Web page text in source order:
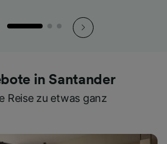
in Santander
Reise zu etwas ganz